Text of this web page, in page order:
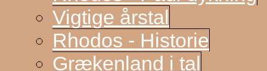
Vigtige årstal
Rhodos - Historie
Grækenland i tal